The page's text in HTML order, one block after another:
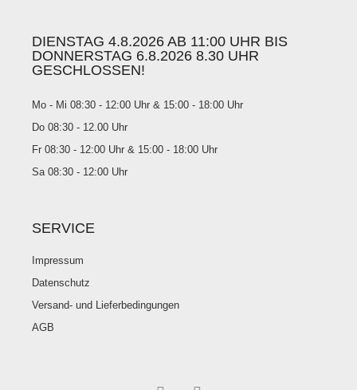
DIENSTAG 4.8.2026 AB 11:00 UHR BIS
DONNERSTAG 6.8.2026 8.30 UHR
GESCHLOSSEN!
Mo - Mi 08:30 - 12:00 Uhr & 15:00 - 18:00 Uhr
Do 08:30 - 12.00 Uhr
Fr 08:30 - 12:00 Uhr & 15:00 - 18:00 Uhr
Sa 08:30 - 12:00 Uhr
SERVICE
Impressum
Datenschutz
Versand- und Lieferbedingungen
AGB